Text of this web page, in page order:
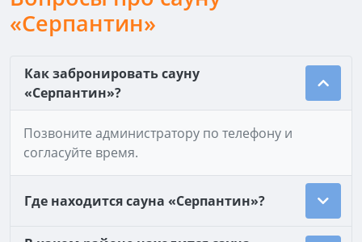
«Серпантин»
Как забронировать сауну
«Серпантин»?
Позвоните администратору по телефону и
согласуйте время.
Где находится сауна «Серпантин»?